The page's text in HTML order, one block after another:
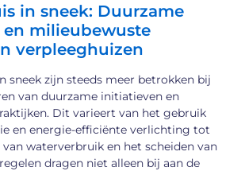
in sneek: Duurzame
milieubewuste
verpleeghuizen
sneek zijn steeds meer betrokken bij
van duurzame initiatieven en
Dit varieert van het gebruik
en energie-efficiënte verlichting tot
waterverbruik en het scheiden van
dragen niet alleen bij aan de